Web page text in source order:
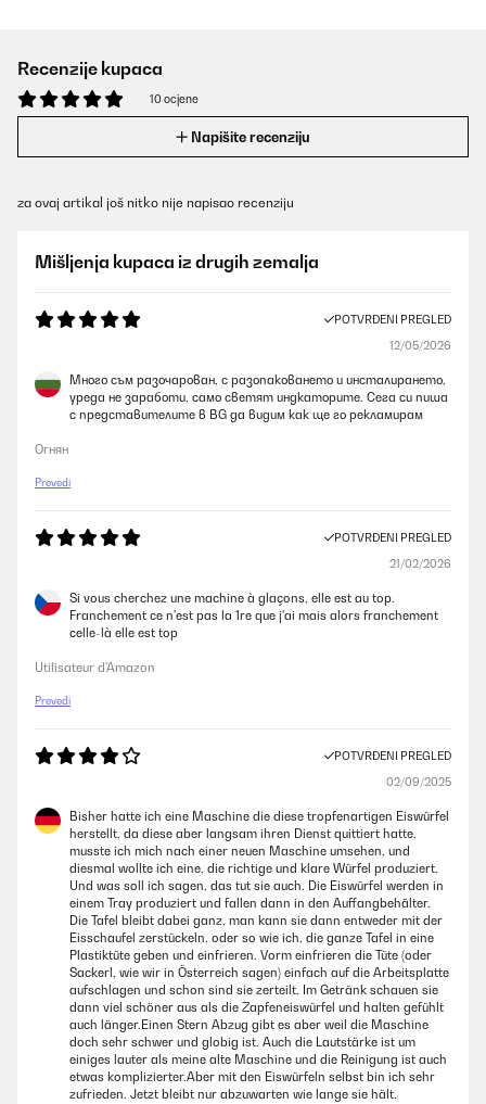
Recenzije kupaca
10 ocjene
Napišite recenziju
za ovaj artikal još nitko nije napisao recenziju
Mišljenja kupaca iz drugih zemalja
POTVRĐENI PREGLED
12/05/2026
Много съм разочарован, с разопаковането и инсталирането,
уреда не заработи, само светят индкаторите. Сега си пиша
с представителите в BG да видим как ще го рекламирам
Огнян
Prevedi
POTVRĐENI PREGLED
21/02/2026
Si vous cherchez une machine à glaçons, elle est au top.
Franchement ce n'est pas la 1re que j'ai mais alors franchement
celle-là elle est top
Utilisateur d'Amazon
Prevedi
POTVRĐENI PREGLED
02/09/2025
Bisher hatte ich eine Maschine die diese tropfenartigen Eiswürfel
herstellt, da diese aber langsam ihren Dienst quittiert hatte,
musste ich mich nach einer neuen Maschine umsehen, und
diesmal wollte ich eine, die richtige und klare Würfel produziert.
Und was soll ich sagen, das tut sie auch. Die Eiswürfel werden in
einem Tray produziert und fallen dann in den Auffangbehälter.
Die Tafel bleibt dabei ganz, man kann sie dann entweder mit der
Eisschaufel zerstückeln, oder so wie ich, die ganze Tafel in eine
Plastiktüte geben und einfrieren. Vorm einfrieren die Tüte (oder
Sackerl, wie wir in Österreich sagen) einfach auf die Arbeitsplatte
aufschlagen und schon sind sie zerteilt. Im Getränk schauen sie
dann viel schöner aus als die Zapfeneiswürfel und halten gefühlt
auch länger.Einen Stern Abzug gibt es aber weil die Maschine
doch sehr schwer und globig ist. Auch die Lautstärke ist um
einiges lauter als meine alte Maschine und die Reinigung ist auch
etwas komplizierter.Aber mit den Eiswürfeln selbst bin ich sehr
zufrieden. Jetzt bleibt nur abzuwarten wie lange sie hält.